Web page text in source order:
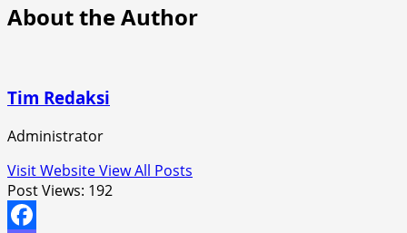
About the Author
Tim Redaksi
Administrator
Visit WebsiteView All Posts
Post Views: 192